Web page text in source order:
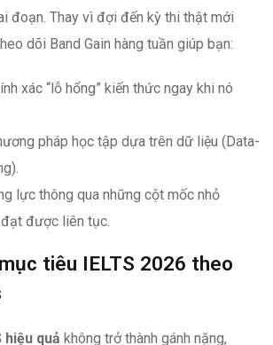
đoạn. Thay vì đợi đến kỳ thi thật mới
dõi Band Gain hàng tuần giúp bạn:
xác “lỗ hổng” kiến thức ngay khi nó
pháp học tập dựa trên dữ liệu (Data-
lực thông qua những cột mốc nhỏ
được liên tục.
tiêu IELTS 2026 theo
hiệu quả không trở thành gánh nặng,